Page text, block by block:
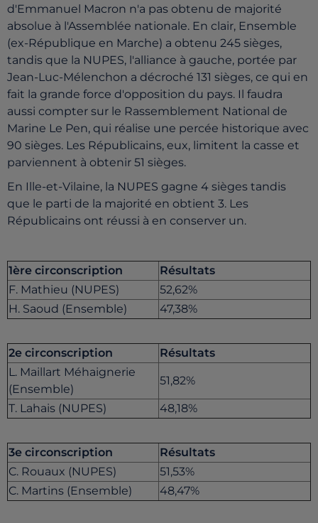
d'Emmanuel Macron n'a pas obtenu de majorité
absolue à l'Assemblée nationale. En clair, Ensemble
(ex-République en Marche) a obtenu 245 sièges,
tandis que la NUPES, l'alliance à gauche, portée par
Jean-Luc-Mélenchon a décroché 131 sièges, ce qui en
fait la grande force d'opposition du pays. Il faudra
aussi compter sur le Rassemblement National de
Marine Le Pen, qui réalise une percée historique avec
90 sièges. Les Républicains, eux, limitent la casse et
parviennent à obtenir 51 sièges.
En Ille-et-Vilaine, la NUPES gagne 4 sièges tandis
que le parti de la majorité en obtient 3. Les
Républicains ont réussi à en conserver un.
1ère circonscription
Résultats
F. Mathieu (NUPES)
52,62%
H. Saoud (Ensemble)
47,38%
2e circonscription
Résultats
L. Maillart Méhaignerie
(Ensemble)
51,82%
T. Lahais (NUPES) 48,18%
3e circonscription
Résultats
C. Rouaux (NUPES)
51,53%
C. Martins (Ensemble)
48,47%